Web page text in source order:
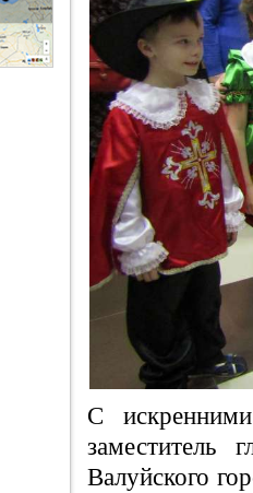
С
заместитель
Валуйского